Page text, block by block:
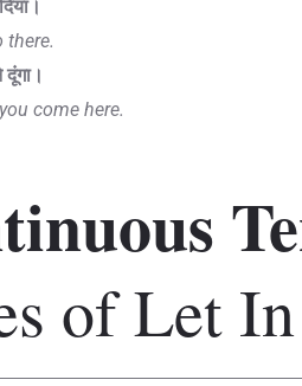
there.
come here.
of Let